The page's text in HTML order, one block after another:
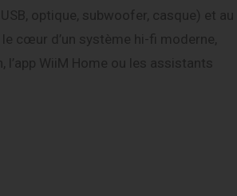
optique, subwoofer, casque) et au
cœur d’un système hi-fi moderne,
l’app WiiM Home ou les assistants